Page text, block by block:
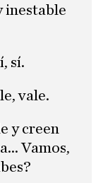
inestable
sí.
vale.
y creen
Vamos,